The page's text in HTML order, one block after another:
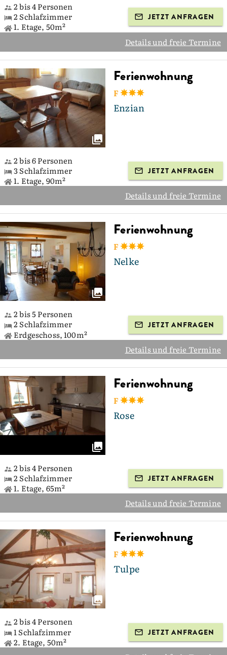
2 bis 4 Personen
2 Schlafzimmer
1. Etage, 50m²
JETZT ANFRAGEN
Details und freie Termine
Ferienwohnung
F
Enzian
2 bis 6 Personen
3 Schlafzimmer
1. Etage, 90m²
JETZT ANFRAGEN
Details und freie Termine
Ferienwohnung
F
Nelke
2 bis 5 Personen
2 Schlafzimmer
Erdgeschoss, 100m²
JETZT ANFRAGEN
Details und freie Termine
Ferienwohnung
F
Rose
2 bis 4 Personen
2 Schlafzimmer
1. Etage, 65m²
JETZT ANFRAGEN
Details und freie Termine
Ferienwohnung
F
Tulpe
2 bis 4 Personen
1 Schlafzimmer
2. Etage, 50m²
JETZT ANFRAGEN